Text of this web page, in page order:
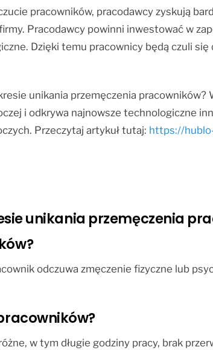
pracowników, pracodawcy zyskują
Pracodawcy powinni inwestować w
Dzięki temu pracownicy będą czuli
unikania przemęczenia
i odkrywa najnowsze technologiczne
Przeczytaj artykuł tutaj: https://
unikania przemęczenia
odczuwa zmęczenie fizyczne lub
w tym długie godziny pracy, brak